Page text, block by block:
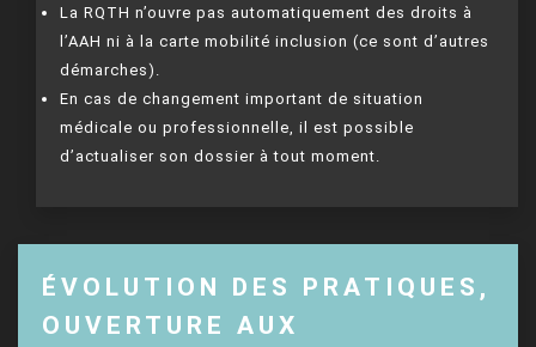
La RQTH n’ouvre pas automatiquement des droits à
l’AAH ni à la carte mobilité inclusion (ce sont d’autres
démarches).
En cas de changement important de situation
médicale ou professionnelle, il est possible
d’actualiser son dossier à tout moment.
ÉVOLUTION DES PRATIQUES,
OUVERTURE AUX